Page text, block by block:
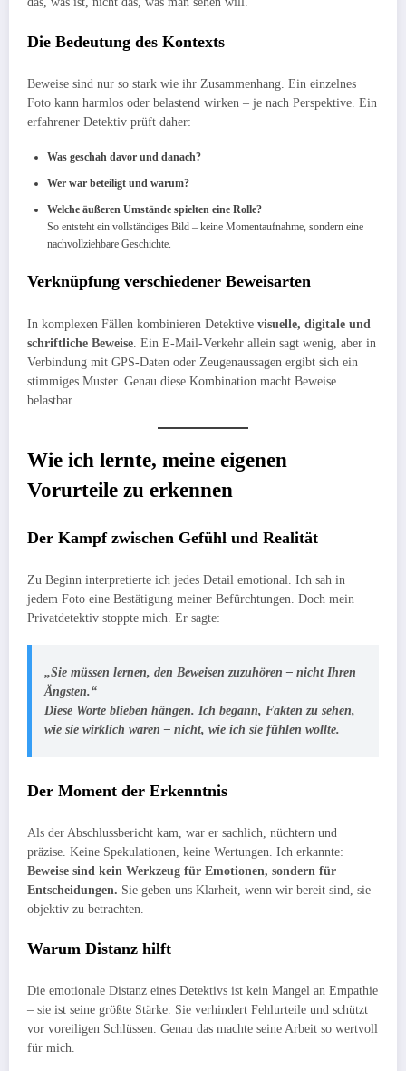
Die Bedeutung des Kontexts
Beweise sind nur so stark wie ihr Zusammenhang. Ein einzelnes
Foto kann harmlos oder belastend wirken – je nach Perspektive. Ein
erfahrener Detektiv prüft daher:
Was geschah davor und danach?
Wer war beteiligt und warum?
Welche äußeren Umstände spielten eine Rolle?
So entsteht ein vollständiges Bild – keine Momentaufnahme, sondern eine
nachvollziehbare Geschichte.
Verknüpfung verschiedener Beweisarten
In komplexen Fällen kombinieren Detektive visuelle, digitale und
schriftliche Beweise . Ein E-Mail-Verkehr allein sagt wenig, aber in
Verbindung mit GPS-Daten oder Zeugenaussagen ergibt sich ein
stimmiges Muster. Genau diese Kombination macht Beweise
belastbar.
Wie ich lernte, meine eigenen
Vorurteile zu erkennen
Der Kampf zwischen Gefühl und Realität
Zu Beginn interpretierte ich jedes Detail emotional. Ich sah in
jedem Foto eine Bestätigung meiner Befürchtungen. Doch mein
Privatdetektiv stoppte mich. Er sagte:
„Sie müssen lernen, den Beweisen zuzuhören – nicht Ihren
Ängsten.“
Diese Worte blieben hängen. Ich begann, Fakten zu sehen,
wie sie wirklich waren – nicht, wie ich sie fühlen wollte.
Der Moment der Erkenntnis
Als der Abschlussbericht kam, war er sachlich, nüchtern und
präzise. Keine Spekulationen, keine Wertungen. Ich erkannte:
Beweise sind kein Werkzeug für Emotionen, sondern für
Entscheidungen. Sie geben uns Klarheit, wenn wir bereit sind, sie
objektiv zu betrachten.
Warum Distanz hilft
Die emotionale Distanz eines Detektivs ist kein Mangel an Empathie
– sie ist seine größte Stärke. Sie verhindert Fehlurteile und schützt
vor voreiligen Schlüssen. Genau das machte seine Arbeit so wertvoll
für mich.